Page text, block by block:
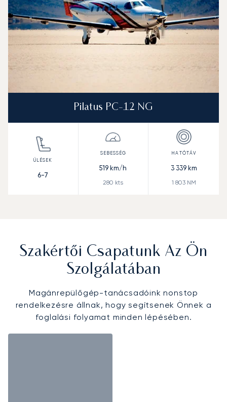
Pilatus PC-12 NG
6-7
519 km/h
280 kts
3 339km
1 803NM
Szakértői Csapatunk Az Ön
Szolgálatában
Magánrepülőgép-tanácsadóink nonstop
rendelkezésre állnak, hogy segítsenek Önnek a
foglalási folyamat minden lépésében.